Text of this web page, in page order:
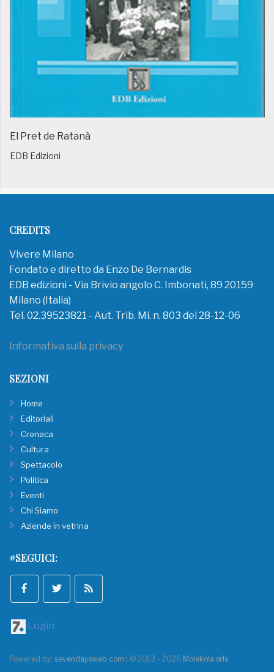
El Pret de Ratanà
EDB Edizioni
CREDITS
Vivere Milano
Fondato e diretto da Enzo De Bernardis
EDB edizioni - Via Brivio angolo C. Imbonati, 89 20159
Milano (Italia)
Tel. 02.39523821 - Aut. Trib. Mi. n. 803 del 28-12-06
Informativa sulla privacy
SEZIONI
Home
Editoriali
Cronaca
Cultura
Spettacolo
Politica
Eventi
Chi Siamo
Aziende in vetrina
#SEGUICI:
Login
Powered by: sevendaysweb.com | © 2013 - 2026 Molekola srls